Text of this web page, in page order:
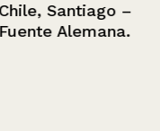
Santiago –
Alemana.